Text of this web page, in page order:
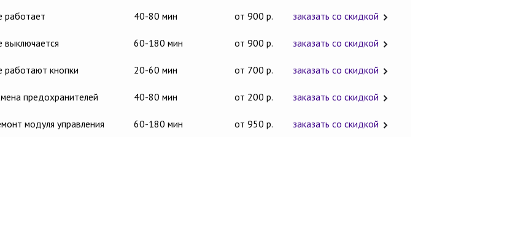
работает 40-80 мин от 900 р. заказать со скидкой
выключается 60-180 мин от 900 р. заказать со скидкой
работают кнопки 20-60 мин от 700 р. заказать со скидкой
предохранителей 40-80 мин от 200 р. заказать со скидкой
модуля управления 60-180 мин от 950 р. заказать со скидкой